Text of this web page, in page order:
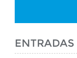
ENTRADAS